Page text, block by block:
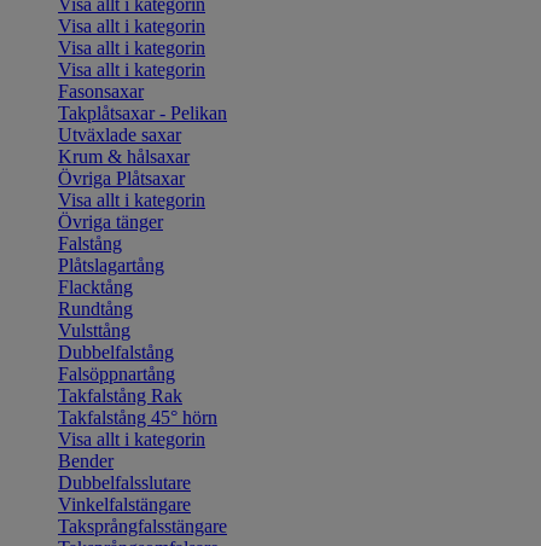
Visa allt i kategorin
Visa allt i kategorin
Visa allt i kategorin
Visa allt i kategorin
Fasonsaxar
Takplåtsaxar - Pelikan
Utväxlade saxar
Krum & hålsaxar
Övriga Plåtsaxar
Visa allt i kategorin
Övriga tänger
Falstång
Plåtslagartång
Flacktång
Rundtång
Vulsttång
Dubbelfalstång
Falsöppnartång
Takfalstång Rak
Takfalstång 45° hörn
Visa allt i kategorin
Bender
Dubbelfalsslutare
Vinkelfalstängare
Taksprångfalsstängare